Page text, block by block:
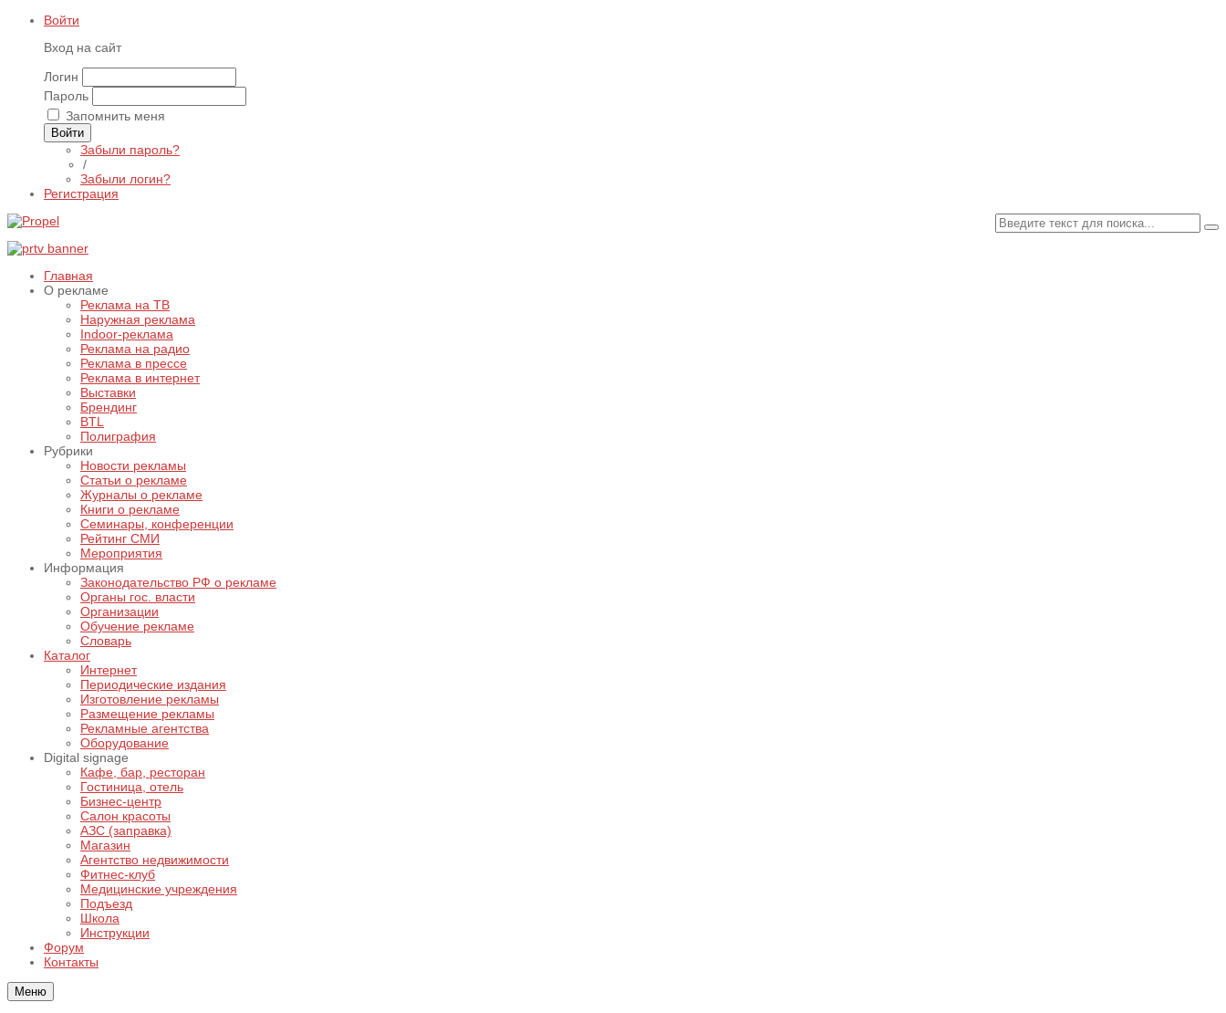
Войти
Вход на сайт
Логин
Пароль
Запомнить меня
Войти
Забыли пароль?
/
Забыли логин?
Регистрация
Главная
О рекламе
Реклама на ТВ
Наружная реклама
Indoor-реклама
Реклама на радио
Реклама в прессе
Реклама в интернет
Выставки
Брендинг
BTL
Полиграфия
Рубрики
Новости рекламы
Статьи о рекламе
Журналы о рекламе
Книги о рекламе
Семинары, конференции
Рейтинг СМИ
Мероприятия
Информация
Законодательство РФ о рекламе
Органы гос. власти
Организации
Обучение рекламе
Словарь
Каталог
Интернет
Периодические издания
Изготовление рекламы
Размещение рекламы
Рекламные агентства
Оборудование
Digital signage
Кафе, бар, ресторан
Гостиница, отель
Бизнес-центр
Салон красоты
АЗС (заправка)
Магазин
Агентство недвижимости
Фитнес-клуб
Медицинские учреждения
Подъезд
Школа
Инструкции
Форум
Контакты
Меню